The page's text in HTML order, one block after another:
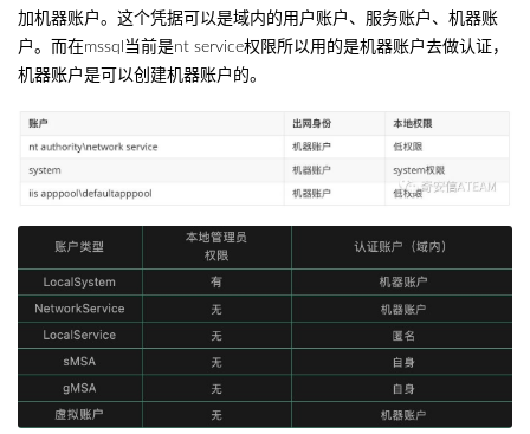
加机器账户。这个凭据可以是域内的用户账户、服务账户、机器账
户。而在mssql当前是nt service权限所以用的是机器账户去做认证，
机器账户是可以创建机器账户的。